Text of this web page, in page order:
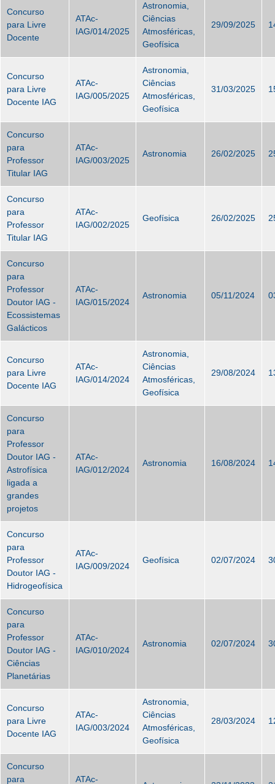
Concurso
para Livre
Docente
ATAc-
IAG/014/2025
Astronomia,
Ciências
Atmosféricas,
Geofísica
29/09/2025
Concurso
para Livre
Docente IAG
ATAc-
IAG/005/2025
Astronomia,
Ciências
Atmosféricas,
Geofísica
31/03/2025
Concurso
para
Professor
Titular IAG
ATAc-
IAG/003/2025
Astronomia 26/02/2025
Concurso
para
Professor
Titular IAG
ATAc-
IAG/002/2025
Geofísica 26/02/2025
Concurso
para
Professor
Doutor IAG -
Ecossistemas
Galácticos
ATAc-
IAG/015/2024
Astronomia 05/11/2024
Concurso
para Livre
Docente IAG
ATAc-
IAG/014/2024
Astronomia,
Ciências
Atmosféricas,
Geofísica
29/08/2024
Concurso
para
Professor
Doutor IAG -
Astrofísica
ligada a
grandes
projetos
ATAc-
IAG/012/2024
Astronomia 16/08/2024
Concurso
para
Professor
Doutor IAG -
Hidrogeofísica
ATAc-
IAG/009/2024
Geofísica 02/07/2024
Concurso
para
Professor
Doutor IAG -
Ciências
Planetárias
ATAc-
IAG/010/2024
Astronomia 02/07/2024
Concurso
para Livre
Docente IAG
ATAc-
IAG/003/2024
Astronomia,
Ciências
Atmosféricas,
Geofísica
28/03/2024
Concurso
para
ATAc-